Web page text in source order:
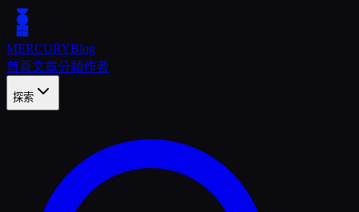
MERCURYBlog
首頁文章分類作者
探索